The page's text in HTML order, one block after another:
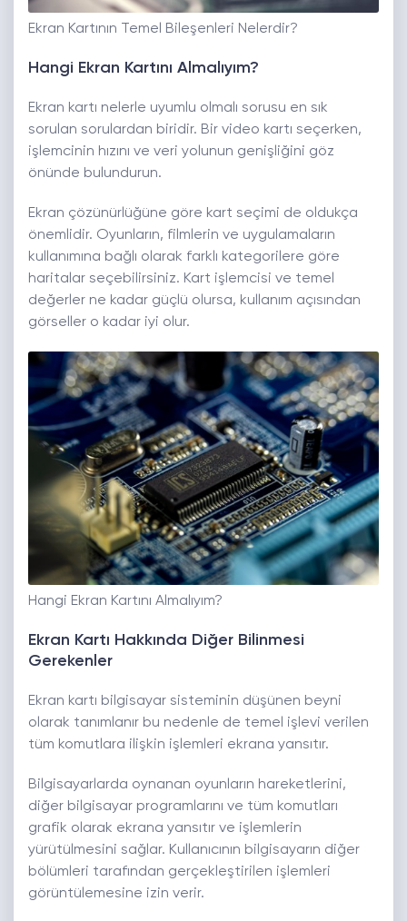
Ekran Kartının Temel Bileşenleri Nelerdir?
Hangi Ekran Kartını Almalıyım?
Ekran kartı nelerle uyumlu olmalı sorusu en sık
sorulan sorulardan biridir. Bir video kartı seçerken,
işlemcinin hızını ve veri yolunun genişliğini göz
önünde bulundurun.
Ekran çözünürlüğüne göre kart seçimi de oldukça
önemlidir. Oyunların, filmlerin ve uygulamaların
kullanımına bağlı olarak farklı kategorilere göre
haritalar seçebilirsiniz. Kart işlemcisi ve temel
değerler ne kadar güçlü olursa, kullanım açısından
görseller o kadar iyi olur.
Hangi Ekran Kartını Almalıyım?
Ekran Kartı Hakkında Diğer Bilinmesi
Gerekenler
Ekran kartı bilgisayar sisteminin düşünen beyni
olarak tanımlanır bu nedenle de temel işlevi verilen
tüm komutlara ilişkin işlemleri ekrana yansıtır.
Bilgisayarlarda oynanan oyunların hareketlerini,
diğer bilgisayar programlarını ve tüm komutları
grafik olarak ekrana yansıtır ve işlemlerin
yürütülmesini sağlar. Kullanıcının bilgisayarın diğer
bölümleri tarafından gerçekleştirilen işlemleri
görüntülemesine izin verir.